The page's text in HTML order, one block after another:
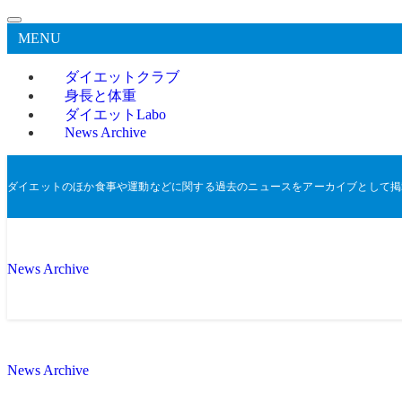
MENU
ダイエットクラブ
身長と体重
ダイエットLabo
News Archive
ダイエットのほか食事や運動などに関する過去のニュースをアーカイブとして
News Archive
News Archive